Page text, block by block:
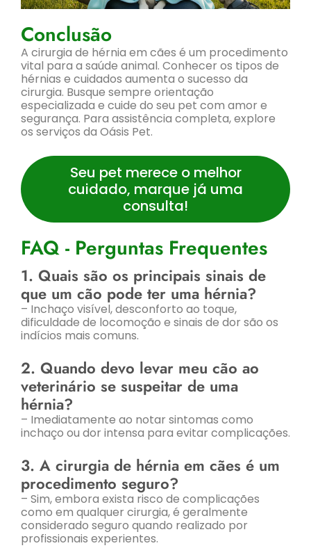
Conclusão
A cirurgia de hérnia em cães é um procedimento
vital para a saúde animal. Conhecer os tipos de
hérnias e cuidados aumenta o sucesso da
cirurgia. Busque sempre orientação
especializada e cuide do seu pet com amor e
segurança. Para assistência completa, explore
os serviços da Oásis Pet.
Seu pet merece o melhor
cuidado, marque já uma
consulta!
FAQ - Perguntas Frequentes
1. Quais são os principais sinais de
que um cão pode ter uma hérnia?
– Inchaço visível, desconforto ao toque,
dificuldade de locomoção e sinais de dor são os
indícios mais comuns.
2. Quando devo levar meu cão ao
veterinário se suspeitar de uma
hérnia?
– Imediatamente ao notar sintomas como
inchaço ou dor intensa para evitar complicações.
3. A cirurgia de hérnia em cães é um
procedimento seguro?
– Sim, embora exista risco de complicações
como em qualquer cirurgia, é geralmente
considerado seguro quando realizado por
profissionais experientes.